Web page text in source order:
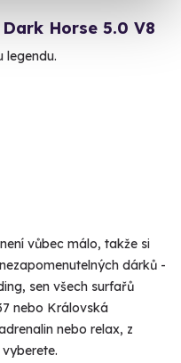
Horse 5.0 V8
legendu.
vůbec málo, takže si
dárků -
sen všech surfařů
nebo Královská
nebo relax, z